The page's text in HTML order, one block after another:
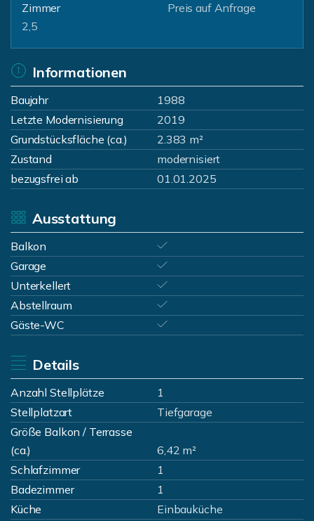
Zimmer
2,5
Preis auf Anfrage
Informationen
Baujahr
1988
Letzte Modernisierung
2019
Grundstücksfläche (ca.)
2.383 m²
Zustand
modernisiert
bezugsfrei ab
01.01.2025
Ausstattung
Balkon
Garage
Unterkellert
Abstellraum
Gäste-WC
Details
Anzahl Stellplätze
1
Stellplatzart
Tiefgarage
Größe Balkon / Terrasse
(ca.)
6,42 m²
Schlafzimmer
1
Badezimmer
1
Küche
Einbauküche